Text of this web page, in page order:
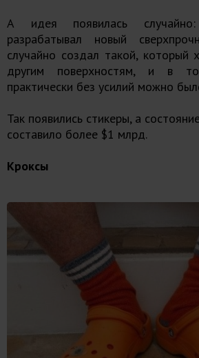
А идея появилась
разрабатывал новый
случайно создал такой, который
другим поверхностям, и в
практически без усилий можно
Так появились стикеры, а
составило более $1 млрд.
Кроксы